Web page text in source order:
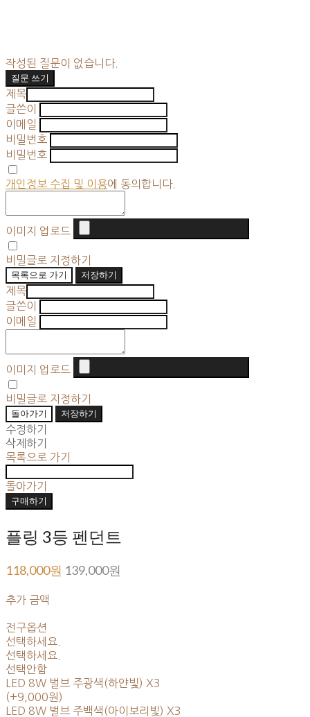
작성된 질문이 없습니다.
질문 쓰기
제목
글쓴이
이메일
비밀번호
비밀번호
개인정보 수집 및 이용에 동의합니다.
이미지 업로드
비밀글로 지정하기
목록으로 가기
저장하기
제목
글쓴이
이메일
이미지 업로드
비밀글로 지정하기
돌아가기
저장하기
수정하기
삭제하기
목록으로 가기
돌아가기
구매하기
플링 3등 펜던트
118,000원 139,000원
추가 금액
전구옵션
선택하세요.
선택하세요.
선택안함
LED 8W 벌브 주광색(하얀빛) X3
(+9,000원)
LED 8W 벌브 주백색(아이보리빛) X3